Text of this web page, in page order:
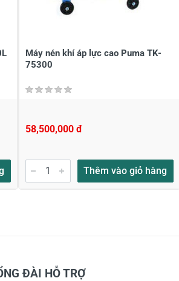
Máy nén khí áp lực cao Puma TK-
75300
58,500,000 đ
Thêm vào giỏ hàng
ĐÀI HỖ TRỢ